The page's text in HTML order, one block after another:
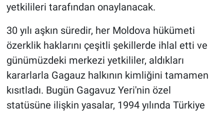
yetkilileri tarafından onaylanacak.
30 yılı aşkın süredir, her Moldova hükümeti
özerklik haklarını çeşitli şekillerde ihlal etti ve
günümüzdeki merkezi yetkililer, aldıkları
kararlarla Gagauz halkının kimliğini tamamen
kısıtladı. Bugün Gagavuz Yeri'nin özel
statüsüne ilişkin yasalar, 1994 yılında Türkiye